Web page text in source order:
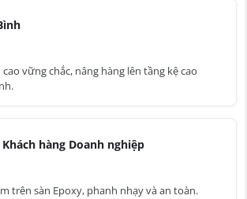
vững chắc, nâng hàng lên tầng kệ cao
hàng Doanh nghiệp
trên sàn Epoxy, phanh nhạy và an toàn.